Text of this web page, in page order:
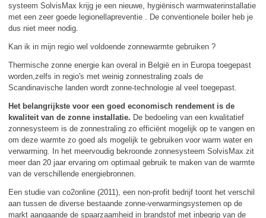
systeem SolvisMax krijg je een nieuwe, hygiënisch warmwaterinstallatie
met een zeer goede legionellapreventie . De conventionele boiler heb je
dus niet meer nodig.
Kan ik in mijn regio wel voldoende zonnewarmte gebruiken ?
Thermische zonne energie kan overal in België en in Europa toegepast
worden,zelfs in regio's met weinig zonnestraling zoals de
Scandinavische landen wordt zonne-technologie al veel toegepast.
Het belangrijkste voor een goed economisch rendement is de
kwaliteit van de zonne installatie. De bedoeling van een kwalitatief
zonnesysteem is de zonnestraling zo efficiënt mogelijk op te vangen en
om deze warmte zo goed als mogelijk te gebruiken voor warm water en
verwarming. In het meervoudig bekroonde zonnesysteem SolvisMax zit
meer dan 20 jaar ervaring om optimaal gebruik te maken van de warmte
van de verschillende energiebronnen.
Een studie van co2online (2011), een non-profit bedrijf toont het verschil
aan tussen de diverse bestaande zonne-verwarmingsystemen op de
markt aangaande de spaarzaamheid in brandstof met inbegrip van de